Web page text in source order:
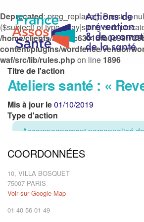
Deprecated: preg_replace(): Passing
($subject) of type array|string is
/home/clients/
content/plugins/wordfence/vendor/
waf/src/lib/rules.phpon line 1896
Titre de l'action
Ateliers santé : «
Mis à jour le01/10/2019
Type d'action
Accompagnement personnalisé
Actions auprès de publics à risques
Ateliers pédagogiques et
Rencontres, groupes de parole,
COORDONNÉES
10, VILLA BOSQUET
75007 PARIS
Voir sur Google Map
01 40 56 01 49